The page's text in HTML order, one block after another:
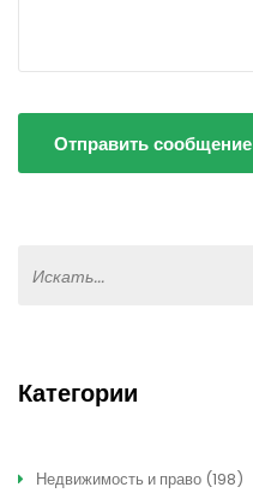
Отправить сообщение
Категории
Недвижимость и право (198)